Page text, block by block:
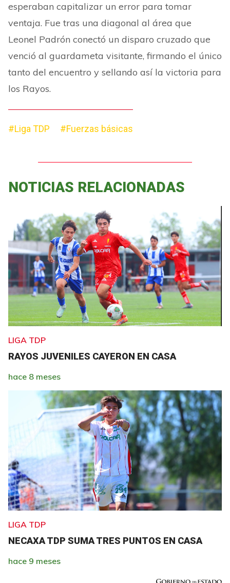
esperaban capitalizar un error para tomar
ventaja. Fue tras una diagonal al área que
Leonel Padrón conectó un disparo cruzado que
venció al guardameta visitante, firmando el único
tanto del encuentro y sellando así la victoria para
los Rayos.
#Liga TDP #Fuerzas básicas
NOTICIAS RELACIONADAS
LIGA TDP
RAYOS JUVENILES CAYERON EN CASA
hace 8 meses
LIGA TDP
NECAXA TDP SUMA TRES PUNTOS EN CASA
hace 9 meses